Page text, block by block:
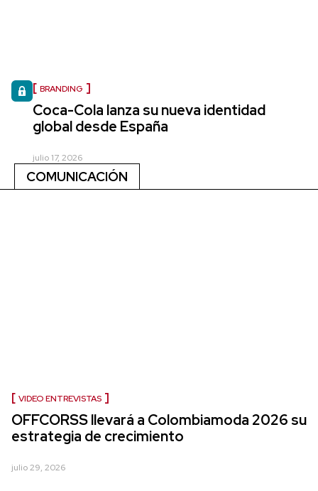
BRANDING
Coca-Cola lanza su nueva identidad
global desde España
julio 17, 2026
COMUNICACIÓN
VIDEO ENTREVISTAS
OFFCORSS llevará a Colombiamoda 2026 su
estrategia de crecimiento
julio 29, 2026